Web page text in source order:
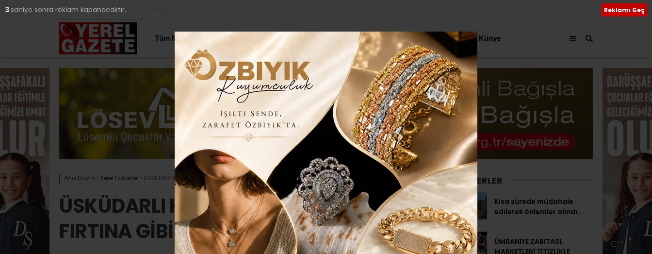
YAZARLAR 26.1
Tüm Manşetler Yerel Haberler Genel Siyaset Kültür Sanat Hakkımızda Künye
Ana Sayfa › Yerel Haberler › ÜSKÜDARLI KIZLAR BALIKESİR’DE FIRTINA GİBİ ESTİ
ÜSKÜDARLI KIZLAR BALIKESİR’DE
FIRTINA GİBİ ESTİ
SON HABERLER
Kısa sürede müdahale
edilerek önlemler alındı..
ÜMRANİYE ZABITASI,
MARKETLERİ TİTİZLİKLE
2 saniye sonra reklam kapanacaktır. Reklamı Geç